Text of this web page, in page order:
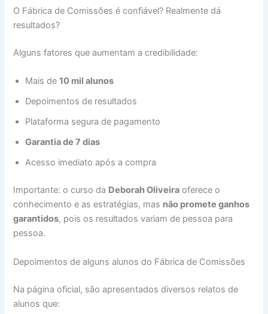
O Fábrica de Comissões é confiável? Realmente dá
resultados?
Alguns fatores que aumentam a credibilidade:
Mais de10 mil alunos
Depoimentos de resultados
Plataforma segura de pagamento
Garantia de 7 dias
Acesso imediato após a compra
Importante: o curso da Deborah Oliveira oferece o
conhecimento e as estratégias, mas não promete ganhos
garantidos, pois os resultados variam de pessoa para
pessoa.
Depoimentos de alguns alunos do Fábrica de Comissões
Na página oficial, são apresentados diversos relatos de
alunos que: